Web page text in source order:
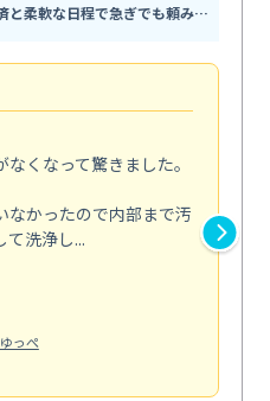
現金不要のスマホ決済と柔軟な日程で急ぎでも頼みやすい
くなって驚きました。
なかったので内部まで汚
て洗浄し...
っぺ